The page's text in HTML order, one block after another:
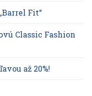
Fit“
Classic Fashion
až 20%!